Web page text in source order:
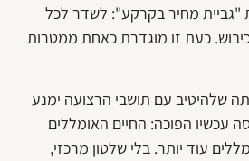
"גביית מחיר בקרקע": לשדר לכל
כעת זו מוגדרת כאחת ממטרות
שלהיטיב עם תושבי הרצועה ימנע
עכשיו הפוכה: החיים האומללים
עוד יותר. בלי שלטון מרכזי,